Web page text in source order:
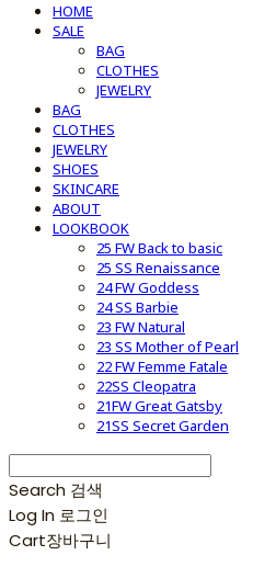
HOME
SALE
BAG
CLOTHES
JEWELRY
BAG
CLOTHES
JEWELRY
SHOES
SKINCARE
ABOUT
LOOKBOOK
25 FW Back to basic
25 SS Renaissance
24 FW Goddess
24 SS Barbie
23 FW Natural
23 SS Mother of Pearl
22 FW Femme Fatale
22SS Cleopatra
21FW Great Gatsby
21SS Secret Garden
Search 검색
Log In 로그인
Cart장바구니